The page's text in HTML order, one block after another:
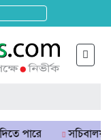
সচিবালয় ঘেরাও